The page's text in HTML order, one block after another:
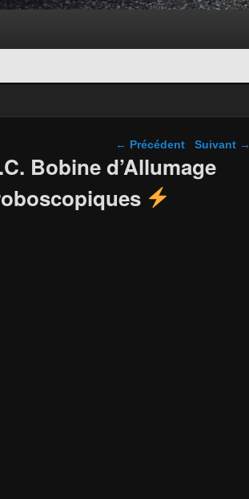
Navigation dans les
← Précédent Suivant →
Bobine d’Allumage